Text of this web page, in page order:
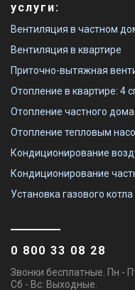
услуги:
Вентиляция в частном
Вентиляция в квартире
Приточно-вытяжная
Отопление в квартире: 4
Отопление частного дома
Отопление тепловым
Кондиционирование
Кондиционирование
Установка газового котла
0 800 33 08 28
Звонки бесплатные. Пн -
Сб - Вс: Выходные.